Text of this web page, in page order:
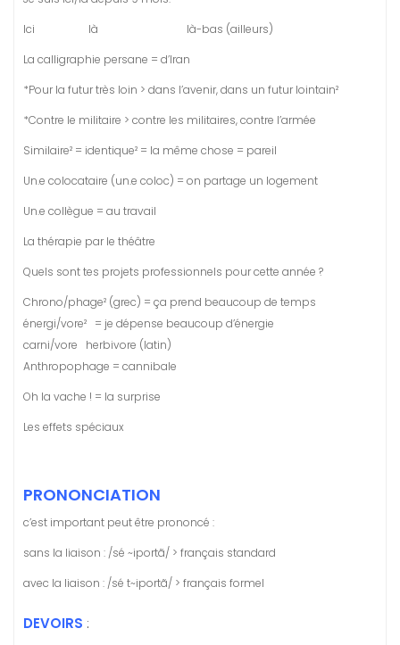
Ici là là-bas (ailleurs)
La calligraphie persane = d’Iran
*Pour la futur très loin > dans l’avenir, dans un futur lointain²
*Contre le militaire > contre les militaires, contre l’armée
Similaire² = identique² = la même chose = pareil
Un.e colocataire (un.e coloc) = on partage un logement
Un.e collègue = au travail
La thérapie par le théâtre
Quels sont tes projets professionnels pour cette année ?
Chrono/phage² (grec) = ça prend beaucoup de temps
énergi/vore² = je dépense beaucoup d’énergie
carni/vore herbivore (latin)
Anthropophage = cannibale
Oh la vache ! = la surprise
Les effets spéciaux
PRONONCIATION
c’est important peut être prononcé :
sans la liaison : /sé ~iportã/ > français standard
avec la liaison : /sé t~iportã/ > français formel
DEVOIRS :